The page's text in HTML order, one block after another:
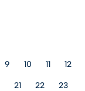
9 10 11 12
21 22 23